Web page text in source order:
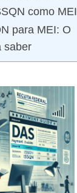
como MEI
para MEI: O
saber